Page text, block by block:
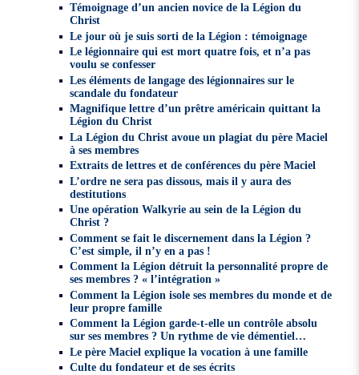
Témoignage d’un ancien novice de la Légion du
Christ
Le jour où je suis sorti de la Légion : témoignage
Le légionnaire qui est mort quatre fois, et n’a pas
voulu se confesser
Les éléments de langage des légionnaires sur le
scandale du fondateur
Magnifique lettre d’un prêtre américain quittant la
Légion du Christ
La Légion du Christ avoue un plagiat du père Maciel
à ses membres
Extraits de lettres et de conférences du père Maciel
L’ordre ne sera pas dissous, mais il y aura des
destitutions
Une opération Walkyrie au sein de la Légion du
Christ ?
Comment se fait le discernement dans la Légion ?
C’est simple, il n’y en a pas !
Comment la Légion détruit la personnalité propre de
ses membres ? « l’intégration »
Comment la Légion isole ses membres du monde et de
leur propre famille
Comment la Légion garde-t-elle un contrôle absolu
sur ses membres ? Un rythme de vie démentiel…
Le père Maciel explique la vocation à une famille
Culte du fondateur et de ses écrits